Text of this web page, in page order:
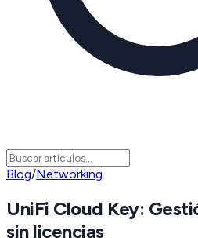
Blog/Networking
UniFi Cloud Key:
sin licencias